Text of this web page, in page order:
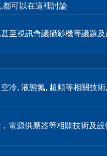
都可以在這裡討論
至視訊會議攝影機等議題
冷, 液態氮, 超頻等相關技
電源供應器等相關技術及